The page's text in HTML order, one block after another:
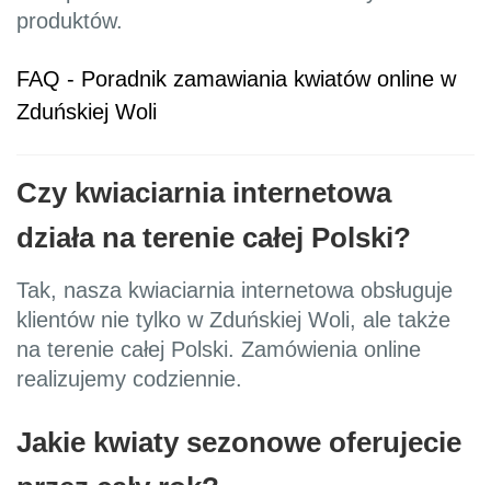
produktów.
FAQ - Poradnik zamawiania kwiatów online w
Zduńskiej Woli
Czy kwiaciarnia internetowa
działa na terenie całej Polski?
Tak, nasza kwiaciarnia internetowa obsługuje
klientów nie tylko w Zduńskiej Woli, ale także
na terenie całej Polski. Zamówienia online
realizujemy codziennie.
Jakie kwiaty sezonowe oferujecie